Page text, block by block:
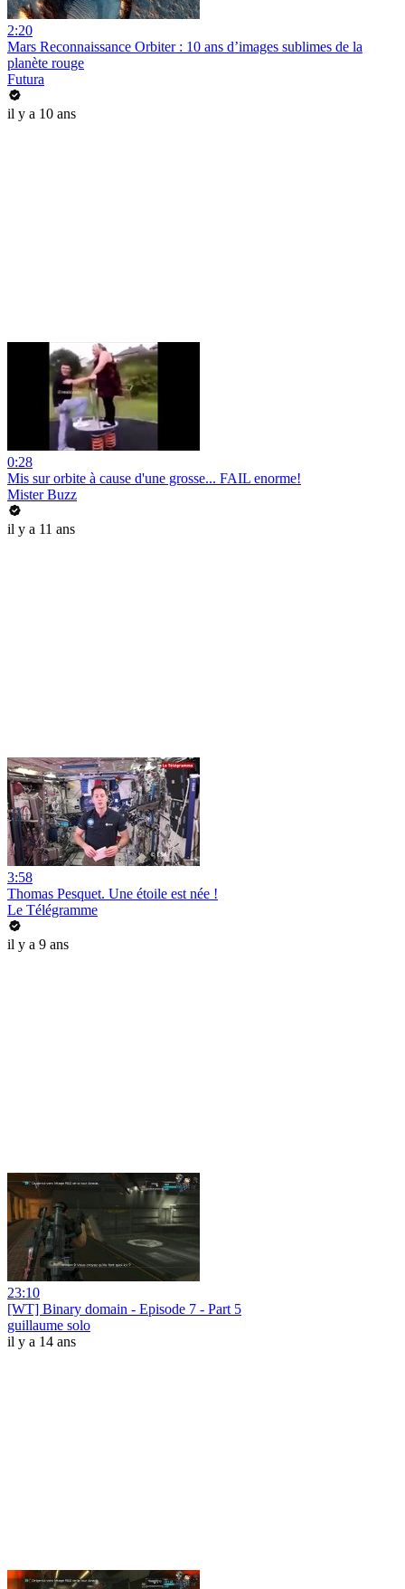
2:20
Mars Reconnaissance Orbiter : 10 ans d’images sublimes de la
planète rouge
Futura
il y a 10 ans
0:28
Mis sur orbite à cause d'une grosse... FAIL enorme!
Mister Buzz
il y a 11 ans
3:58
Thomas Pesquet. Une étoile est née !
Le Télégramme
il y a 9 ans
23:10
[WT] Binary domain - Episode 7 - Part 5
guillaume solo
il y a 14 ans